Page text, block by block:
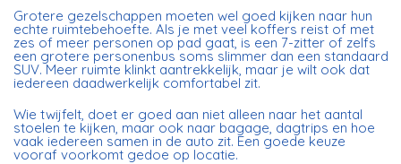
Grotere gezelschappen moeten wel goed kijken naar hun
echte ruimtebehoefte. Als je met veel koffers reist of met
zes of meer personen op pad gaat, is een 7-zitter of zelfs
een grotere personenbus soms slimmer dan een standaard
SUV. Meer ruimte klinkt aantrekkelijk, maar je wilt ook dat
iedereen daadwerkelijk comfortabel zit.
Wie twijfelt, doet er goed aan niet alleen naar het aantal
stoelen te kijken, maar ook naar bagage, dagtrips en hoe
vaak iedereen samen in de auto zit. Een goede keuze
vooraf voorkomt gedoe op locatie.